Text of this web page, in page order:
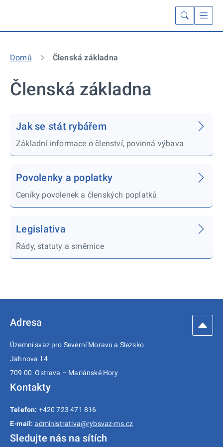
Domů Členská základna
Členská základna
Jak se stát rybářem
Základní informace o členství, povinná výbava
Povolenky a poplatky
Ceníky povolenek a členských poplatků
Legislativa
Řády, statuty a směrnice
Adresa
Územní svaz pro Severní Moravu a Slezsko
Jahnova 14
709 00 Ostrava – Mariánské Hory
Kontakty
Telefon: +420 723 471 816
E-mail: administrativa@rybsvaz-ms.cz
Sledujte nás na sítích